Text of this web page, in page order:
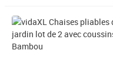
Prix 74,79€ HT